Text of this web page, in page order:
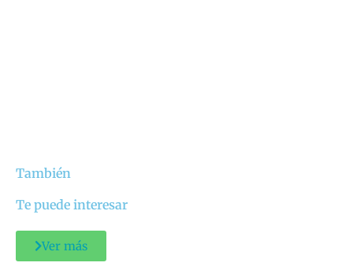
También
Te puede interesar
Ver más